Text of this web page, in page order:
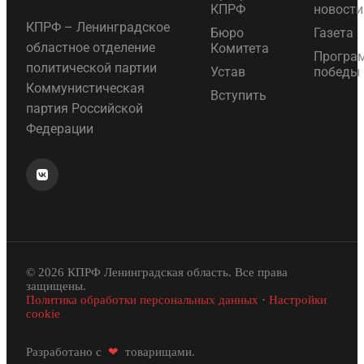
КПРФ – Ленинградское
областное отделение
политической партии
Коммунистическая
партия Российской
Федерации
КПРФ
Бюро
Комитета
Устав
Вступить
новости
Газета
победы
© 2026 КПРФ Ленинградская область. Все права
защищены.
Политика обработки персональных данных · Настройки
cookie
Разработано с ❤ товарищами.